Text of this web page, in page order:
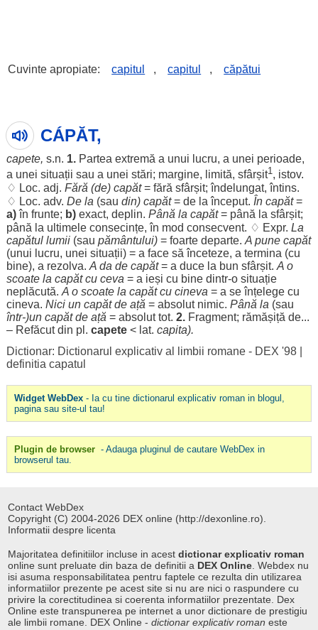
Cuvinte apropiate: capitul , capitul , căpătui
CÁPĂT,
capete, s.n. 1. Partea extremă a unui lucru, a unei perioade,
a unei situații sau a unei stări; margine, limită, sfârșit1, istov.
♢ Loc. adj. Fără (de) capăt= fără sfârșit;îndelungat,întins.
♢ Loc. adv. De la (sau din) capăt= de laînceput. În capăt=
a)în frunte; b) exact, deplin. Până la capăt= până la sfârșit;
până la ultimele consecințe, în mod consecvent. ♢ Expr. La
capătul lumii(sau pământului)= foarte departe. A pune capăt
(unui lucru, unei situații) = a facesăînceteze, a termina (cu
bine), a rezolva. A da de capăt= a ducela bun sfârșit. A o
scoatela capătcu ceva = a ieși cu binedintr-o situație
neplăcută. A o scoatela capătcu cineva = a seînțelegecu
cineva. Nici un capătde ață = absolut nimic. Până la (sau
într-)un capătde ață = absoluttot. 2. Fragment; rămășiță de...
– Refăcutdin pl. capete< lat. capita).
Dictionar: Dictionarul explicativ al limbii romane - DEX '98|
definitia capatul
Widget WebDex- Ia cu tine dictionarul explicativ roman in blogul,
pagina sau site-ul tau!
Plugin de browser - Adauga pluginul de cautare WebDex in
browserul tau.
Contact WebDex
Copyright (C) 2004-2026 DEX online (http://dexonline.ro).
Informatii despre licenta
Majoritatea definitiilor incluse in acestdictionar explicativ roman
online sunt preluate din baza de definitii a DEX Online. Webdex nu
isi asuma responsabilitatea pentru faptele ce rezulta din utilizarea
informatiilor prezente pe acest site si nu are nici o raspundere cu
privire la corectitudinea si coerenta informatiilor prezentate. Dex
Online este transpunerea pe internet a unor dictionare de prestigiu
ale limbii romane. DEX Online -dictionar explicativ roman este